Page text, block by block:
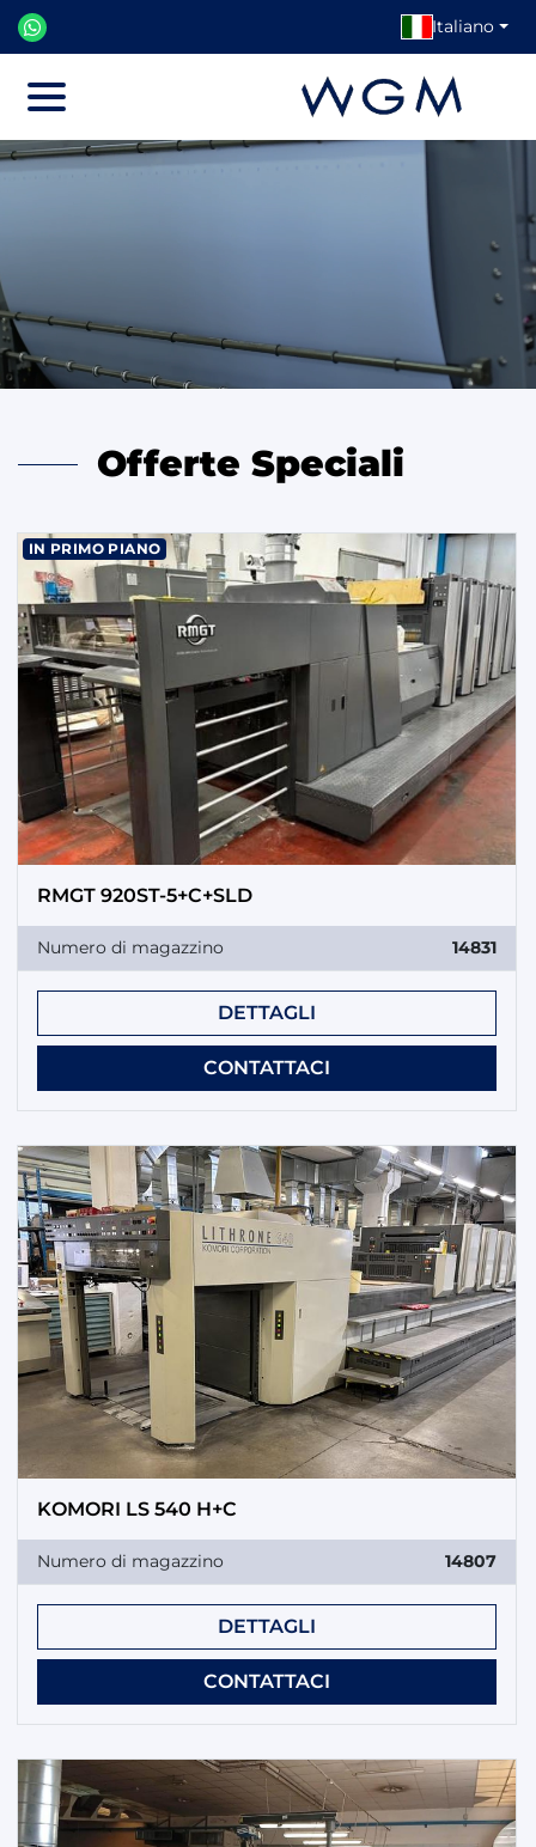
Italiano
Offerte Speciali
IN PRIMO PIANO
RMGT 920ST-5+C+SLD
Numero di magazzino 14831
DETTAGLI
CONTATTACI
KOMORI LS 540 H+C
Numero di magazzino 14807
DETTAGLI
CONTATTACI